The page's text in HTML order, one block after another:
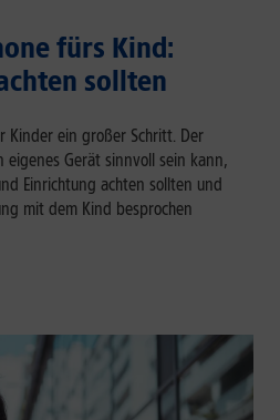
fürs Kind:
sollten
Kinder ein großer Schritt. Der
Gerät sinnvoll sein kann,
Einrichtung achten sollten und
mit dem Kind besprochen